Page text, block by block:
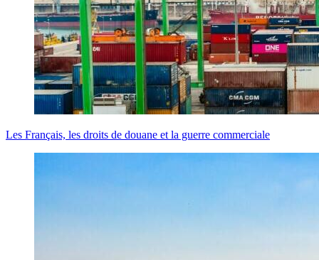
Les Français, les droits de douane et la guerre commerciale